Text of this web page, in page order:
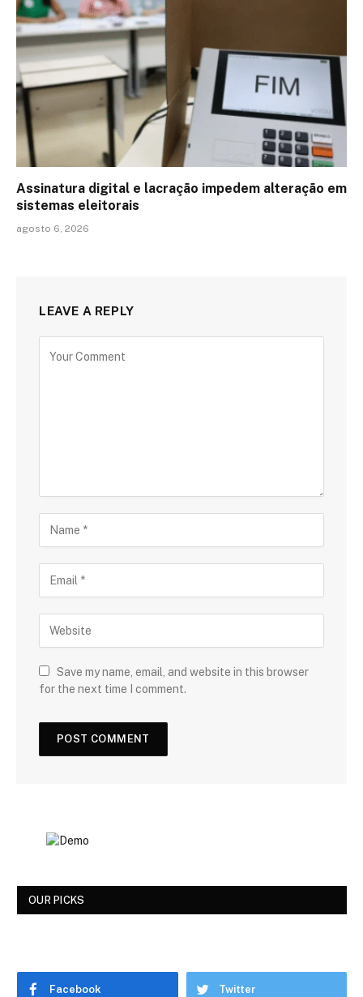
Assinatura digital e lacração impedem alteração em
sistemas eleitorais
agosto 6, 2026
LEAVE A REPLY
Save my name, email, and website in this browser
for the next time I comment.
OUR PICKS
Facebook Twitter